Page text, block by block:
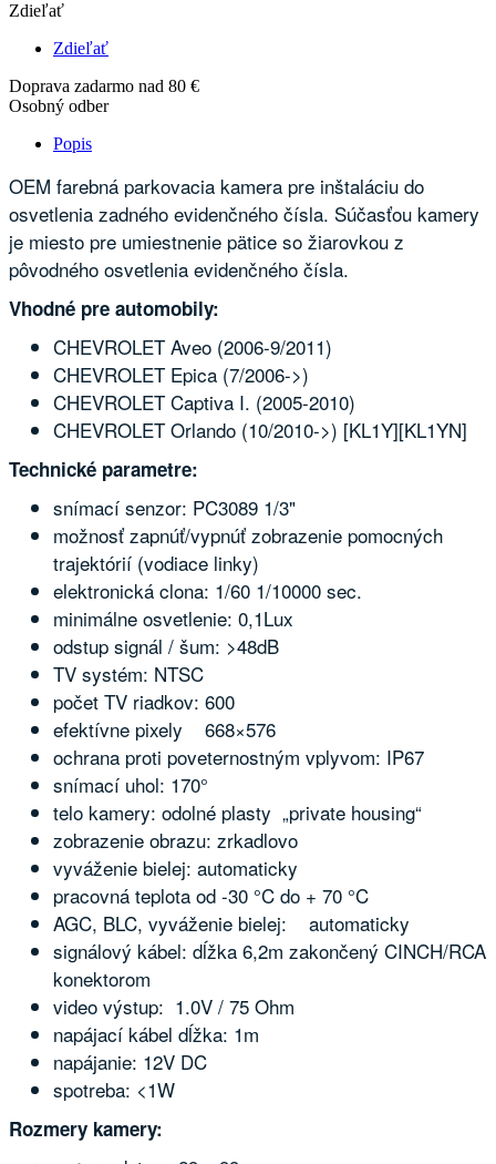
Zdieľať
Zdieľať
Doprava zadarmo nad 80 €
Osobný odber
Popis
OEM farebná parkovacia kamera pre inštaláciu do
osvetlenia zadného evidenčného čísla. Súčasťou kamery
je miesto pre umiestnenie pätice so žiarovkou z
pôvodného osvetlenia evidenčného čísla.
Vhodné pre automobily:
CHEVROLET Aveo (2006-9/2011)
CHEVROLET Epica (7/2006->)
CHEVROLET Captiva I. (2005-2010)
CHEVROLET Orlando (10/2010->) [KL1Y][KL1YN]
Technické parametre:
snímací senzor: PC3089 1/3"
možnosť zapnúť/vypnúť zobrazenie pomocných
trajektórií (vodiace linky)
elektronická clona: 1/60 1/10000 sec.
minimálne osvetlenie: 0,1Lux
odstup signál / šum: >48dB
TV systém: NTSC
počet TV riadkov: 600
efektívne pixely 668×576
ochrana proti poveternostným vplyvom: IP67
snímací uhol: 170°
telo kamery: odolné plasty „private housing“
zobrazenie obrazu: zrkadlovo
vyváženie bielej: automaticky
pracovná teplota od -30 °C do + 70 °C
AGC, BLC, vyváženie bielej: automaticky
signálový kábel: dĺžka 6,2m zakončený CINCH/RCA
konektorom
video výstup: 1.0V / 75 Ohm
napájací kábel dĺžka: 1m
napájanie: 12V DC
spotreba: <1W
Rozmery kamery: